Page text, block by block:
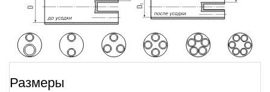
Размеры